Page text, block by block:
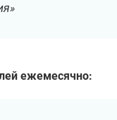
ежемесячно: